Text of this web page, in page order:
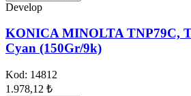
Develop
KONICA MINOLTA TNP79C,
Cyan (150Gr/9k)
Kod: 14812
1.978,12 ₺